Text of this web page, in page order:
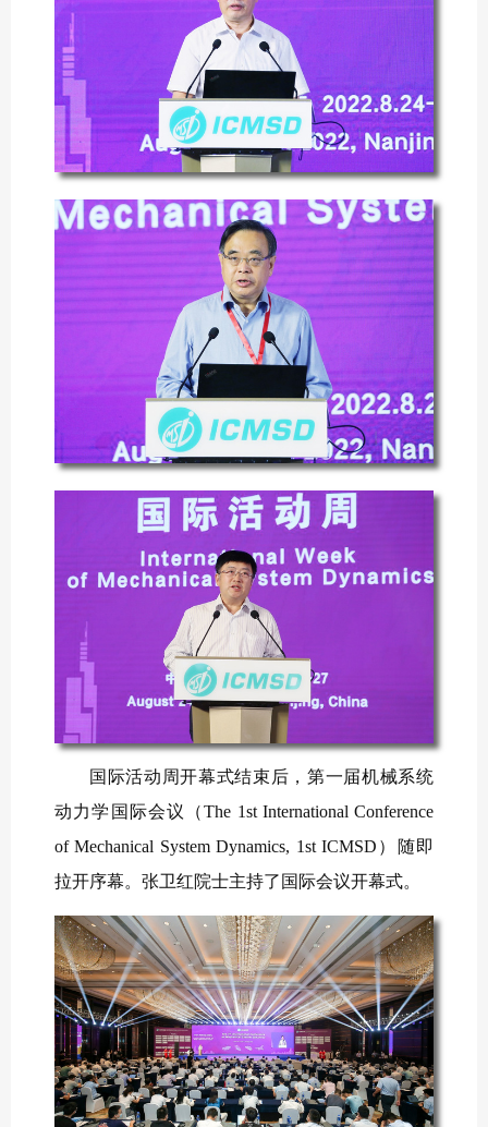
国际活动周开幕式结束后，第一届机械系统
动力学国际会议（The 1st International Conference
of Mechanical System Dynamics, 1st ICMSD）随即
拉开序幕。张卫红院士主持了国际会议开幕式。